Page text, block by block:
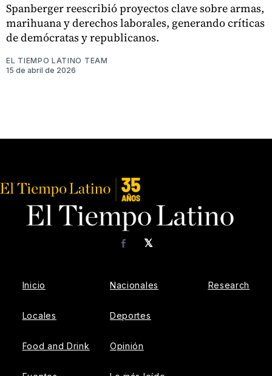
Spanberger reescribió proyectos clave sobre armas,
marihuana y derechos laborales, generando críticas
de demócratas y republicanos.
EL TIEMPO LATINO TEAM
15 de abril de 2026
𝕏
Facebook
Inicio
Locales
Food and Drink
Nacionales
Deportes
Opinión
Research